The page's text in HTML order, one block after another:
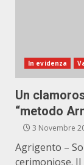
In evidenza
Un
“metodo
3 Novembre
Agrigento –
cerimoniose.